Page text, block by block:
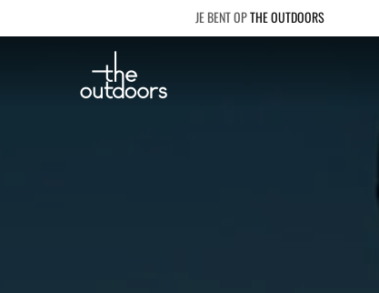
THE OUTDOORS